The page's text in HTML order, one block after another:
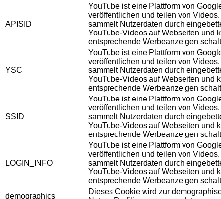
APISID
YouTube ist eine Plattform von
veröffentlichen und teilen von
sammelt Nutzerdaten durch
YouTube-Videos auf Webseiten und
entsprechende Werbeanzeigen
YSC
YouTube ist eine Plattform von
veröffentlichen und teilen von
sammelt Nutzerdaten durch
YouTube-Videos auf Webseiten und
entsprechende Werbeanzeigen
SSID
YouTube ist eine Plattform von
veröffentlichen und teilen von
sammelt Nutzerdaten durch
YouTube-Videos auf Webseiten und
entsprechende Werbeanzeigen
LOGIN_INFO
YouTube ist eine Plattform von
veröffentlichen und teilen von
sammelt Nutzerdaten durch
YouTube-Videos auf Webseiten und
entsprechende Werbeanzeigen
demographics
Dieses Cookie wird zur